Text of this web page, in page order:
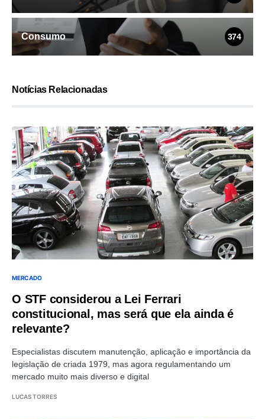
Consumo 374
Notícias Relacionadas
MERCADO
O STF considerou a Lei Ferrari
constitucional, mas será que ela ainda é
relevante?
Especialistas discutem manutenção, aplicação e importância da
legislação de criada 1979, mas agora regulamentando um
mercado muito mais diverso e digital
LUCAS TORRES